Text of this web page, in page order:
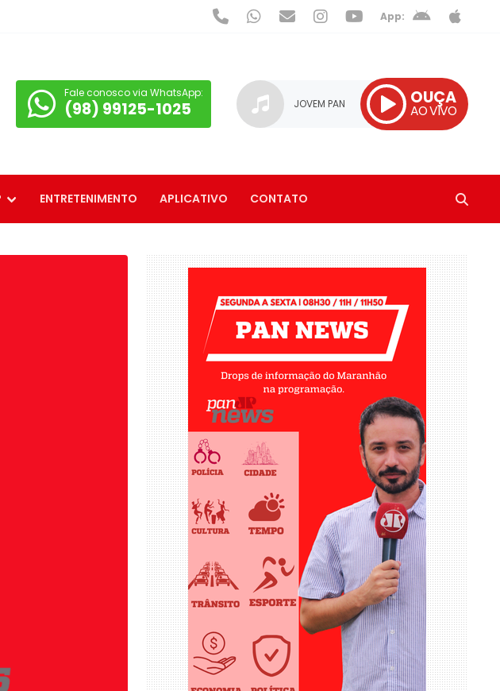
App:
Fale conosco via WhatsApp:
(98) 99125-1025 JOVEM PAN OUÇA
AO VIVO
ENTRETENIMENTO APLICATIVO CONTATO